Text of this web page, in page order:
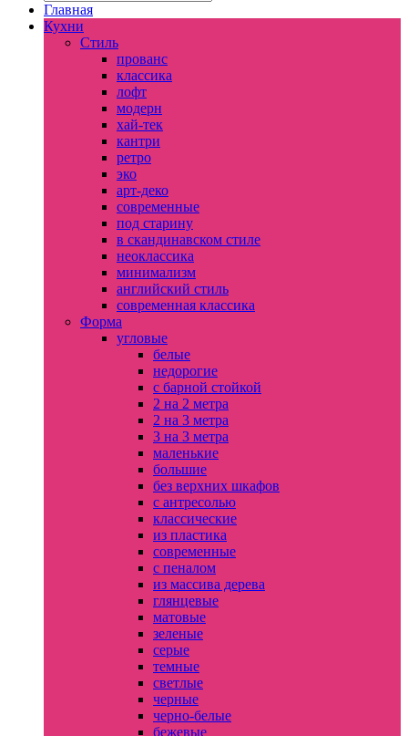
Главная
Кухни
Стиль
прованс
классика
лофт
модерн
хай-тек
кантри
ретро
эко
арт-деко
современные
под старину
в скандинавском стиле
неоклассика
минимализм
английский стиль
современная классика
Форма
угловые
белые
недорогие
с барной стойкой
2 на 2 метра
2 на 3 метра
3 на 3 метра
маленькие
большие
без верхних шкафов
с антресолью
классические
из пластика
современные
с пеналом
из массива дерева
глянцевые
матовые
зеленые
серые
темные
светлые
черные
черно-белые
бежевые